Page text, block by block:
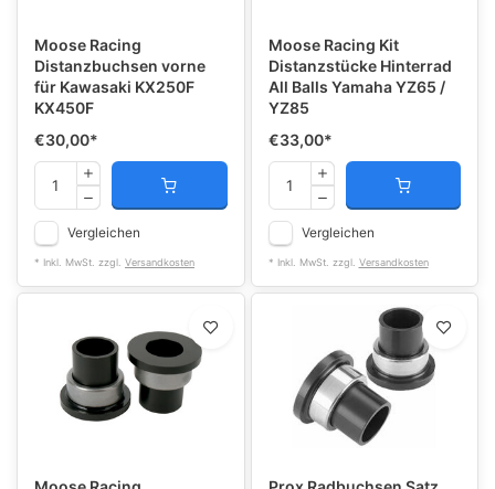
Moose Racing
Distanzbuchsen vorne
für Kawasaki KX250F
KX450F
€30,00*
Vergleichen
* Inkl. MwSt. zzgl. Versandkosten
Moose Racing Kit
Distanzstücke Hinterrad
All Balls Yamaha YZ65 /
YZ85
€33,00*
Vergleichen
* Inkl. MwSt. zzgl. Versandkosten